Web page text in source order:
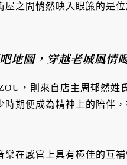
之間悄然映入眼簾的是
地圖，穿越老城風情
，則來自店主周郁然姓
期便成為精神上的陪伴
在感官上具有極佳的互